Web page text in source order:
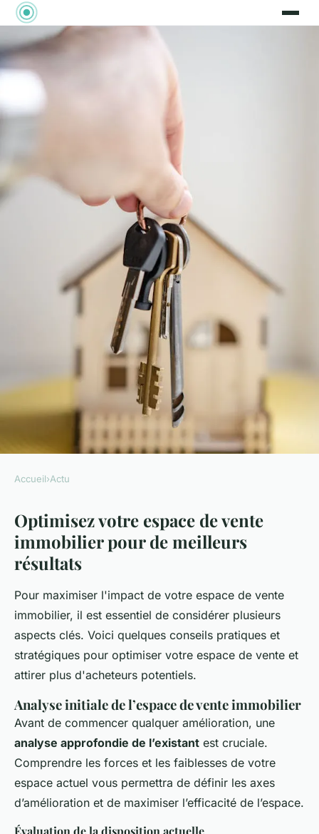
Optimisez votre espace de
vente immobilier pour de
meilleurs résultats.
Mélina•17 décembre 2024• 7 min de lecture
Accueil›Actu
Optimisez votre espace de vente
immobilier pour de meilleurs
résultats
Pour maximiser l'impact de votre espace de vente
immobilier, il est essentiel de considérer plusieurs
aspects clés. Voici quelques conseils pratiques et
stratégiques pour optimiser votre espace de vente et
attirer plus d'acheteurs potentiels.
Analyse initiale de l’espace de vente immobilier
Avant de commencer qualquer amélioration, une
analyse approfondie de l’existant est cruciale.
Comprendre les forces et les faiblesses de votre
espace actuel vous permettra de définir les axes
d’amélioration et de maximiser l’efficacité de l’espace.
Évaluation de la disposition actuelle